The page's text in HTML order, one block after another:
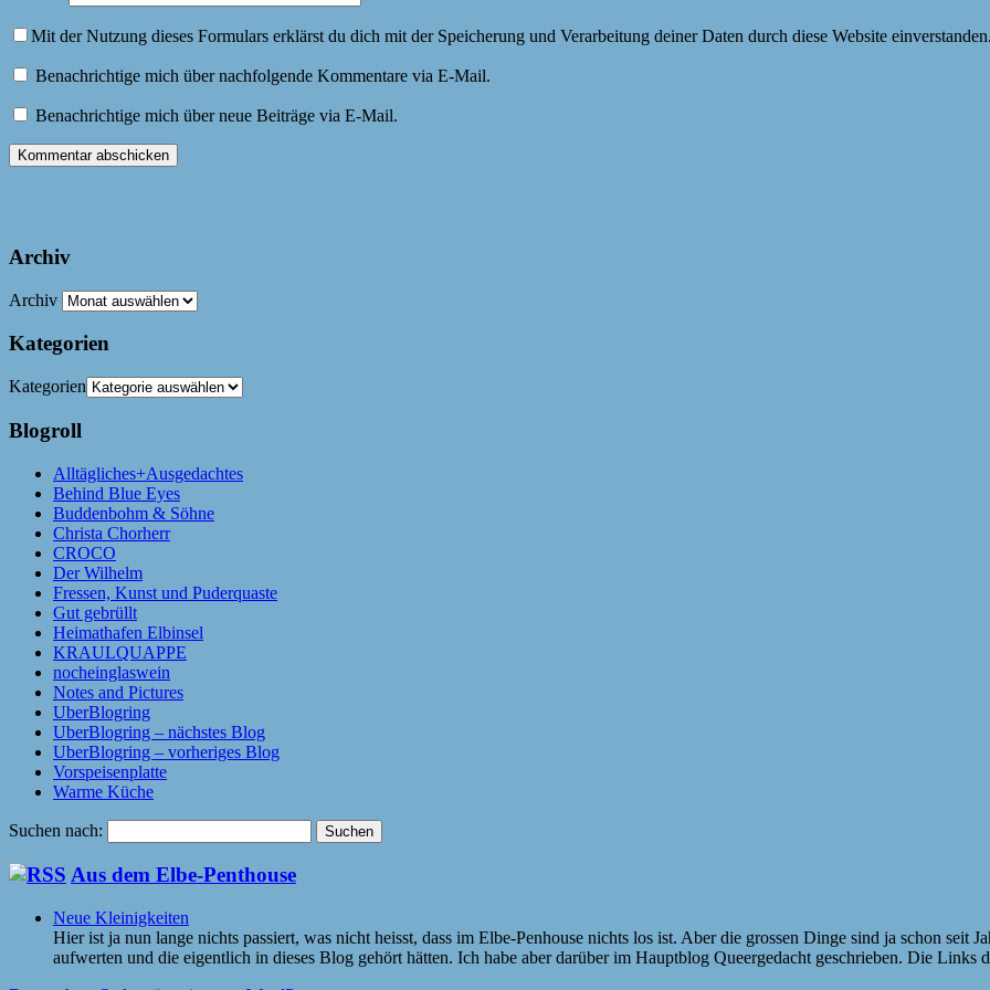
Mit der Nutzung dieses Formulars erklärst du dich mit der Speicherung und Verarbeitung deiner Daten durch diese Website
Benachrichtige mich über nachfolgende Kommentare via E-Mail.
Benachrichtige mich über neue Beiträge via E-Mail.
Archiv
Archiv
Kategorien
Kategorien
Blogroll
Alltägliches+Ausgedachtes
Behind Blue Eyes
Buddenbohm & Söhne
Christa Chorherr
CROCO
Der Wilhelm
Fressen, Kunst und Puderquaste
Gut gebrüllt
Heimathafen Elbinsel
KRAULQUAPPE
nocheinglaswein
Notes and Pictures
UberBlogring
UberBlogring – nächstes Blog
UberBlogring – vorheriges Blog
Vorspeisenplatte
Warme Küche
Suchen nach:
Aus dem Elbe-Penthouse
Neue Kleinigkeiten
Hier ist ja nun lange nichts passiert, was nicht heisst, dass im Elbe-Penhouse nichts los ist. Aber die grossen Dinge sind ja schon seit
aufwerten und die eigentlich in dieses Blog gehört hätten. Ich habe aber darüber im Hauptblog Queergedacht geschrieben. Die